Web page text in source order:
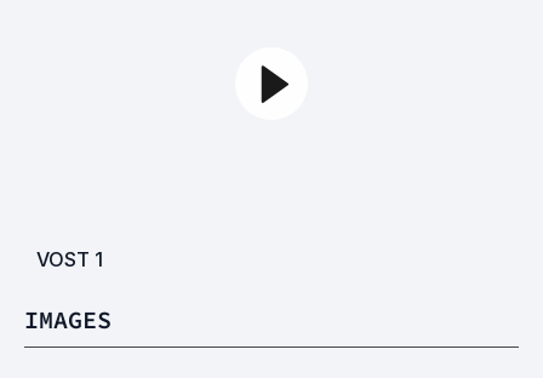
VOST 1
IMAGES